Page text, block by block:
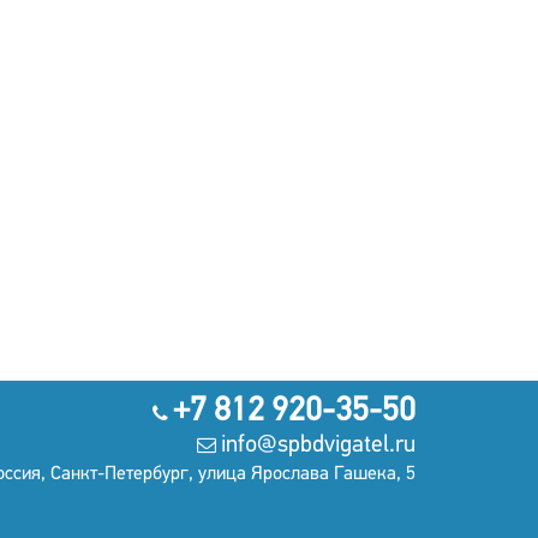
+7 812 920-35-50
info@spbdvigatel.ru
Санкт-Петербург, улица Ярослава Гашека, 5